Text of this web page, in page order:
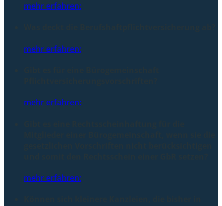
mehr erfahren:
mehr erfahren:
mehr erfahren:
mehr erfahren: